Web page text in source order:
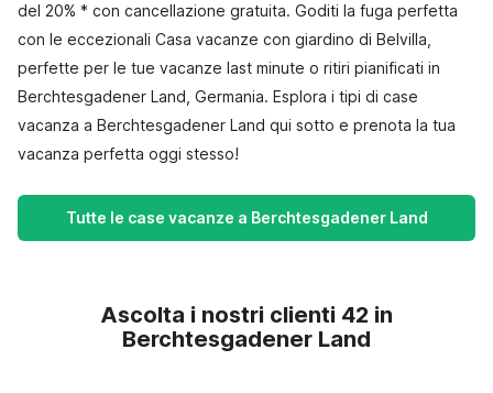
del 20% * con cancellazione gratuita. Goditi la fuga perfetta
con le eccezionali Casa vacanze con giardino di Belvilla,
perfette per le tue vacanze last minute o ritiri pianificati in
Berchtesgadener Land, Germania. Esplora i tipi di case
vacanza a Berchtesgadener Land qui sotto e prenota la tua
vacanza perfetta oggi stesso!
Tutte le case vacanze a Berchtesgadener Land
Ascolta i nostri clienti 42 in
Berchtesgadener Land